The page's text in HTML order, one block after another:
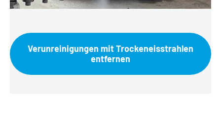
Verunreinigungen mit Trockeneisstrahlen
entfernen